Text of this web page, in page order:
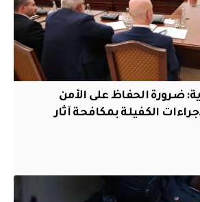
ضرورة الحفاظ على الأمن
الكفيلة بمكافحة آثار